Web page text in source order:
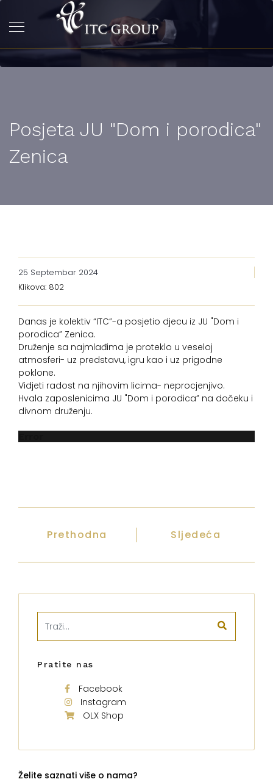
Posjeta JU "Dom i porodica"
Zenica
25 Septembar 2024
Klikova: 802
Danas je kolektiv “ITC”-a posjetio djecu iz JU "Dom i
porodica” Zenica.
Druženje sa najmlađima je proteklo u veseloj
atmosferi- uz predstavu, igru kao i uz prigodne
poklone.
Vidjeti radost na njihovim licima- neprocjenjivo.
Hvala zaposlenicima JU "Dom i porodica” na dočeku i
divnom druženju.
Prethodna Sljedeća
Pratite nas
Facebook
Instagram
OLX Shop
Želite saznati više o nama?